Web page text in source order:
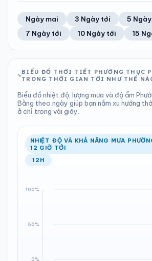
20°C 0%
Khả năng
5.26 mm
Tổng cả ngày
999
Bình
13
Chỉ số UV
Tốt
Ước lượng
21°C
Ổn định
100%
Khả năng
Trung bình ngày Tốc độ
TIA UV TẦM
LƯỢNG MƯA
13.53 mm
Tổng cả ngày
ÁP SUẤT
1003
Bình
Ổn định Khả năng
Ngày mai 3 Ngày tới
5
7 Ngày tới
10 Ngày tới 15
BIỂU ĐỒ THỜI TIẾT PHƯỜNG THỤC
TRONG THỜI GIAN TỚI NHƯ THẾ
Biểu đồ nhiệt độ, lượng mưa và độ ẩm
Bằng theo ngày giúp bạn nắm xu hướng
ở chỉ trong vài giây.
NHIỆT ĐỘ VÀ KHẢ NĂNG MƯA
12 GIỜ TỚI
12H